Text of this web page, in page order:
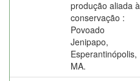
produção aliada à
conservação :
Povoado
Jenipapo,
Esperantinópolis,
MA.